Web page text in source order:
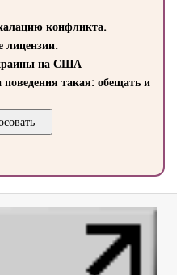
конфликта.
лицензии.
на США
такая: обещать и